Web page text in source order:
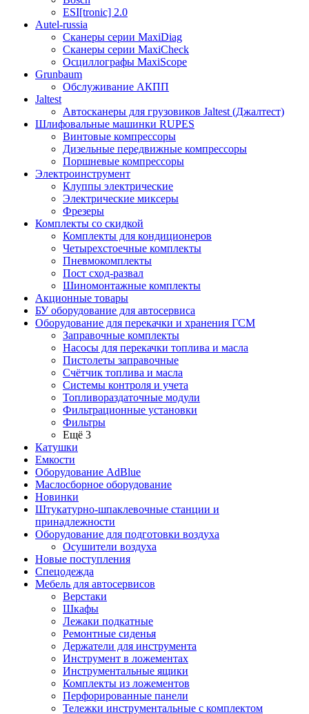
ESI[tronic] 2.0
Autel-russia
Сканеры серии MaxiDiag
Сканеры серии MaxiCheck
Осциллографы MaxiScope
Grunbaum
Обслуживание АКПП
Jaltest
Автосканеры для грузовиков Jaltest (Джалтест)
Шлифовальные машинки RUPES
Винтовые компрессоры
Дизельные передвижные компрессоры
Поршневые компрессоры
Электроинструмент
Клуппы электрические
Электрические миксеры
Фрезеры
Комплекты со скидкой
Комплекты для кондиционеров
Четырехстоечные комплекты
Пневмокомплекты
Пост сход-развал
Шиномонтажные комплекты
Акционные товары
БУ оборудование для автосервиса
Оборудование для перекачки и хранения ГСМ
Заправочные комплекты
Насосы для перекачки топлива и масла
Пистолеты заправочные
Счётчик топлива и масла
Системы контроля и учета
Топливораздаточные модули
Фильтрационные установки
Фильтры
Ещё 3
Катушки
Емкости
Оборудование AdBlue
Маслосборное оборудование
Новинки
Штукатурно-шпаклевочные станции и
принадлежности
Оборудование для подготовки воздуха
Осушители воздуха
Новые поступления
Спецодежда
Мебель для автосервисов
Верстаки
Шкафы
Лежаки подкатные
Ремонтные сиденья
Держатели для инструмента
Инструмент в ложементах
Инструментальные ящики
Комплекты из ложементов
Перфорированные панели
Тележки инструментальные с комплектом